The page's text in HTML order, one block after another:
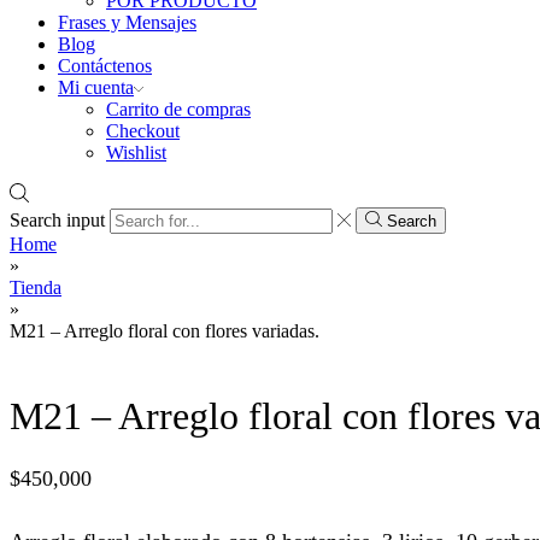
Frases y Mensajes
Blog
Contáctenos
Mi cuenta
Carrito de compras
Checkout
Wishlist
Search input Search
Home
»
Tienda
»
M21 – Arreglo floral con flores variadas.
M21 – Arreglo floral con flores
$450,000